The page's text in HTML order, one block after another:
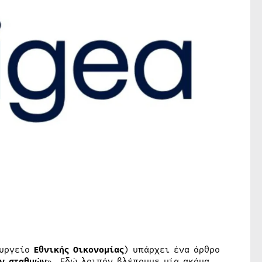
Εθνικής Οικονομίας) υπάρχει ένα άρθρο